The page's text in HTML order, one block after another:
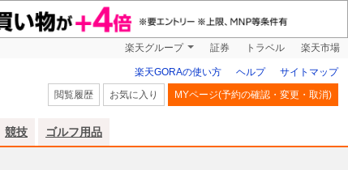
楽天グループ 証券 トラベル 楽天市場
楽天GORAの使い方 ヘルプ サイトマップ
閲覧履歴 お気に入り MYページ(予約の確認・変更・取消)
競技 ゴルフ用品